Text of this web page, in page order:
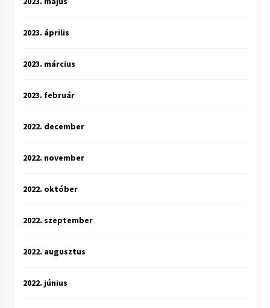
2023. április
2023. március
2023. február
2022. december
2022. november
2022. október
2022. szeptember
2022. augusztus
2022. június